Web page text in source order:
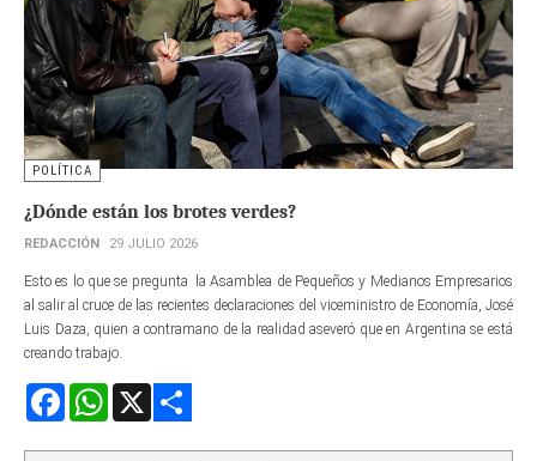
POLÍTICA
¿Dónde están los brotes verdes?
REDACCIÓN 29 JULIO 2026
Esto es lo que se pregunta la Asamblea de Pequeños y Medianos Empresarios
al salir al cruce de las recientes declaraciones del viceministro de Economía, José
Luis Daza, quien a contramano de la realidad aseveró que en Argentina se está
creando trabajo.
FacebookWhatsApp